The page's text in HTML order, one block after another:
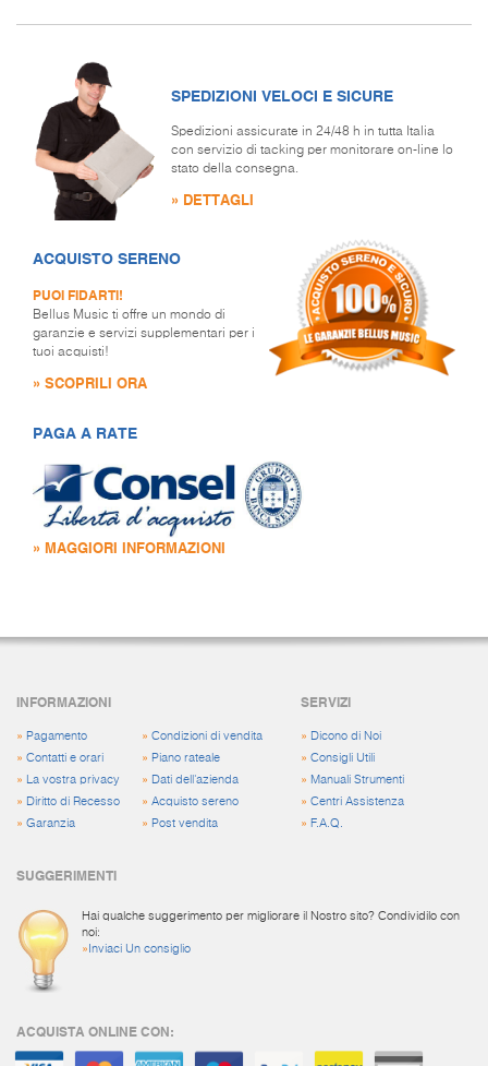
SPEDIZIONI VELOCI E SICURE
Spedizioni assicurate in 24/48 h in tutta Italia
con servizio di tacking per monitorare on-line lo
stato della consegna.
» DETTAGLI
ACQUISTO SERENO
PUOI FIDARTI!
Bellus Music ti offre un mondo di
garanzie e servizi supplementari per i
tuoi acquisti!
» SCOPRILI ORA
PAGA A RATE
» MAGGIORI INFORMAZIONI
INFORMAZIONI
» Pagamento
» Contatti e orari
» La vostra privacy
» Diritto di Recesso
» Garanzia
» Condizioni di vendita
» Piano rateale
» Dati dell'azienda
» Acquisto sereno
» Post vendita
SERVIZI
» Dicono di Noi
»Consigli Utili
» Manuali Strumenti
»Centri Assistenza
» F.A.Q.
SUGGERIMENTI
Hai qualche suggerimento per migliorare il Nostro sito? Condividilo con
noi:
» Inviaci Un consiglio
ACQUISTA ONLINE CON: